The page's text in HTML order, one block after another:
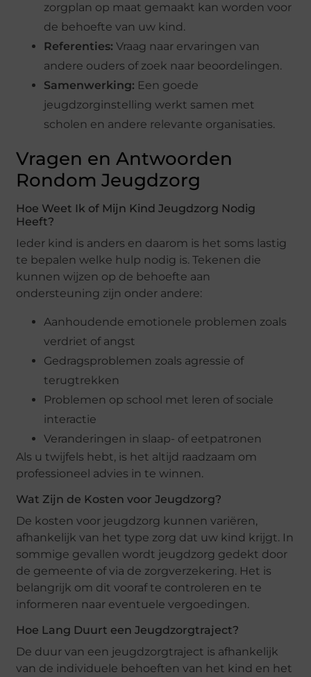
zorgplan op maat gemaakt kan worden voor
de behoefte van uw kind.
Referenties: Vraag naar ervaringen van
andere ouders of zoek naar beoordelingen.
Samenwerking: Een goede
jeugdzorginstelling werkt samen met
scholen en andere relevante organisaties.
Vragen en Antwoorden
Rondom Jeugdzorg
Hoe Weet Ik of Mijn Kind Jeugdzorg Nodig
Heeft?
Ieder kind is anders en daarom is het soms lastig
te bepalen welke hulp nodig is. Tekenen die
kunnen wijzen op de behoefte aan
ondersteuning zijn onder andere:
Aanhoudende emotionele problemen zoals
verdriet of angst
Gedragsproblemen zoals agressie of
terugtrekken
Problemen op school met leren of sociale
interactie
Veranderingen in slaap- of eetpatronen
Als u twijfels hebt, is het altijd raadzaam om
professioneel advies in te winnen.
Wat Zijn de Kosten voor Jeugdzorg?
De kosten voor jeugdzorg kunnen variëren,
afhankelijk van het type zorg dat uw kind krijgt. In
sommige gevallen wordt jeugdzorg gedekt door
de gemeente of via de zorgverzekering. Het is
belangrijk om dit vooraf te controleren en te
informeren naar eventuele vergoedingen.
Hoe Lang Duurt een Jeugdzorgtraject?
De duur van een jeugdzorgtraject is afhankelijk
van de individuele behoeften van het kind en het